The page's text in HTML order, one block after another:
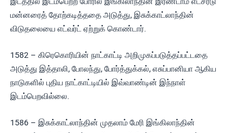
மன்னரைத் தோற்கடித்ததை அடுத்து, இசுக்காட்லாந்தின்
விடுதலையை எட்வர்ட் ஏற்றுக் கொண்டார்.
1582 – கிரெகொரியின் நாட்காட்டி அறிமுகப்படுத்தப்பட்டதை
அடுத்து இத்தாலி, போலந்து, போர்த்துக்கல், எசுப்பானியா ஆகிய
நாடுகளில் புதிய நாட்காட்டியில் இவ்வாண்டின் இந்நாள்
இடம்பெறவில்லை.
1586 – இசுக்காட்லாந்தின் முதலாம் மேரி இங்கிலாந்தின்